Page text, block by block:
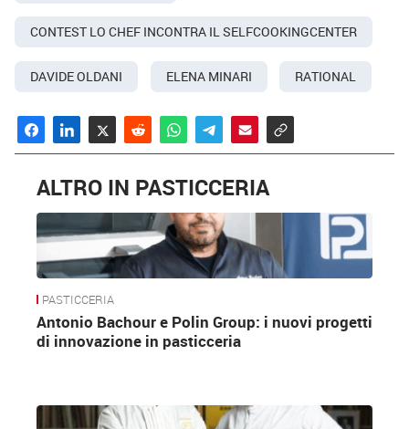
CONTEST LO CHEF INCONTRA IL SELFCOOKINGCENTER
DAVIDE OLDANI ELENA MINARI RATIONAL
ALTRO IN PASTICCERIA
PASTICCERIA
Antonio Bachour e Polin Group: i nuovi progetti
di innovazione in pasticceria